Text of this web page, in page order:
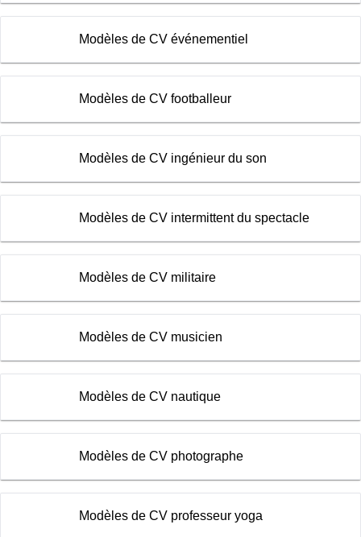
Modèles de CV événementiel
Modèles de CV footballeur
Modèles de CV ingénieur du son
Modèles de CV intermittent du spectacle
Modèles de CV militaire
Modèles de CV musicien
Modèles de CV nautique
Modèles de CV photographe
Modèles de CV professeur yoga